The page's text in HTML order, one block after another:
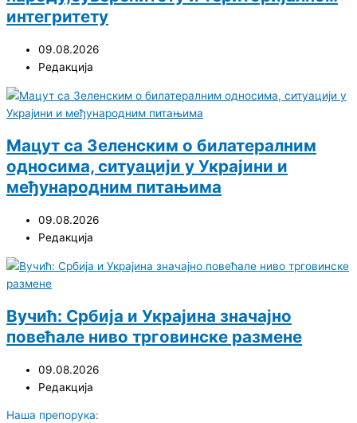
интегритету
09.08.2026
Редакција
Мацут са Зеленским о билатералним
односима, ситуацији у Украјини и
међународним питањима
09.08.2026
Редакција
Вучић: Србија и Украјина значајно
повећале ниво трговинске размене
09.08.2026
Редакција
Наша препорука: